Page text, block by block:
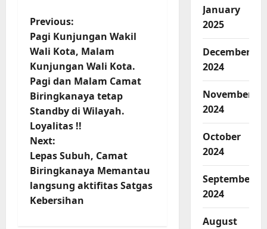
P
o
s
t
n
a
v
i
Previous:
Pagi Kunjungan Wakil
Wali Kota, Malam
Kunjungan Wali Kota.
Pagi dan Malam Camat
Biringkanaya tetap
Standby di Wilayah.
Loyalitas !!
Next:
Lepas Subuh, Camat
Biringkanaya Memantau
langsung aktifitas Satgas
Kebersihan
January
2025
December
2024
November
2024
October
2024
September
2024
August